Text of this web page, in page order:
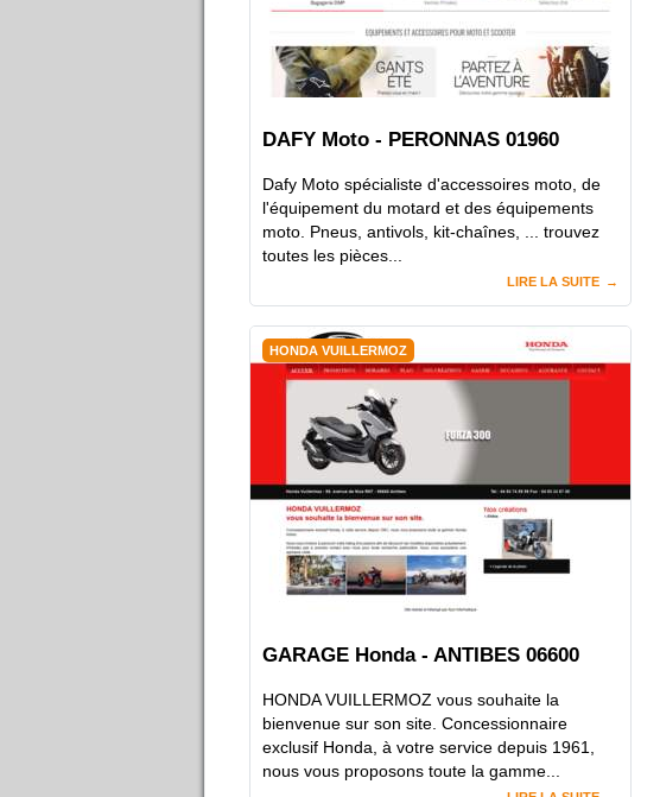
DAFY Moto - PERONNAS 01960
Dafy Moto spécialiste d'accessoires moto, de
l'équipement du motard et des équipements
moto. Pneus, antivols, kit-chaînes, ... trouvez
toutes les pièces...
LIRE LA SUITE
HONDA VUILLERMOZ
GARAGE Honda - ANTIBES 06600
HONDA VUILLERMOZ vous souhaite la
bienvenue sur son site. Concessionnaire
exclusif Honda, à votre service depuis 1961,
nous vous proposons toute la gamme...